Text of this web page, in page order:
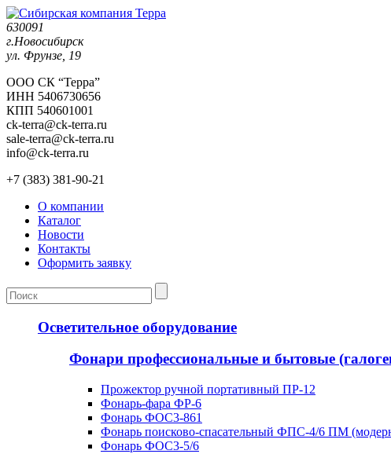
630091
г.Новосибирск
ул. Фрунзе, 19
ООО СК “Терра”
ИНН 5406730656
КПП 540601001
ck-terra@ck-terra.ru
sale-terra@ck-terra.ru
info@ck-terra.ru
+7 (383) 381-90-21
О компании
Каталог
Новости
Контакты
Оформить заявку
Осветительное оборудование
Фонари профессиональные и бытовые
Прожектор ручной портативный ПР-12
Фонарь-фара ФР-6
Фонарь ФОС3-861
Фонарь поисково-спасательный ФПС-4/6 ПМ
Фонарь ФОС3-5/6